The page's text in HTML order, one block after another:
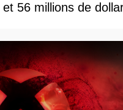
56 millions de